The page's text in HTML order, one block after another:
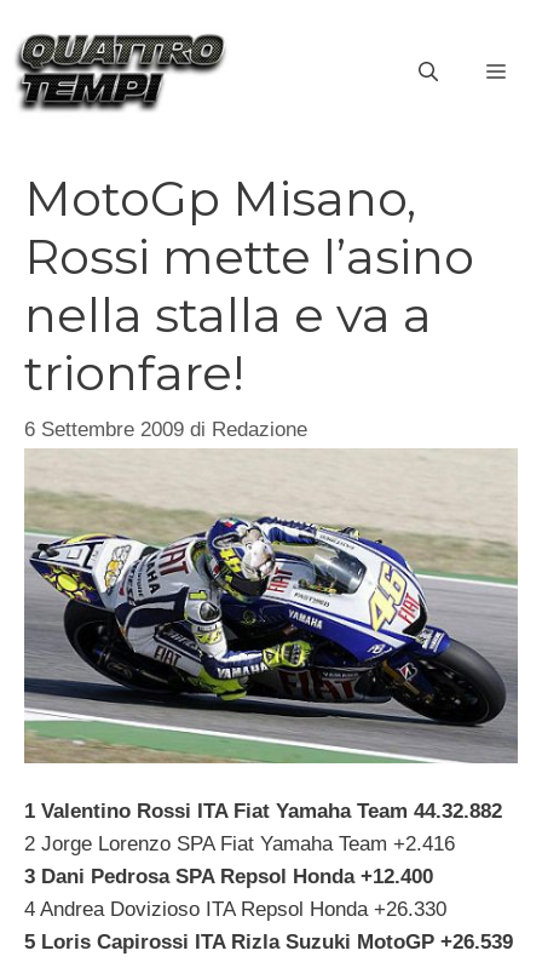
contenuto
MotoGp Misano,
Rossi mette l’asino
nella stalla e va a
trionfare!
6 Settembre 2009 di Redazione
1 Valentino Rossi ITA Fiat Yamaha Team 44.32.882
2 Jorge Lorenzo SPA Fiat Yamaha Team +2.416
3 Dani Pedrosa SPA Repsol Honda +12.400
4 Andrea Dovizioso ITA Repsol Honda +26.330
5 Loris Capirossi ITA Rizla Suzuki MotoGP +26.539